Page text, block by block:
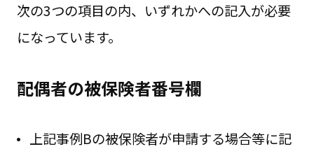
次の3つの項目の内、いずれかへの記入が必要
になっています。
配偶者の被保険者番号欄
上記事例Bの被保険者が申請する場合等に記